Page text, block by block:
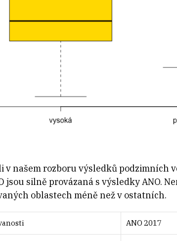
v našem rozboru výsledků podzimních
jsou silně provázaná s výsledky ANO.
oblastech méně než v ostatních.
ANO 2017